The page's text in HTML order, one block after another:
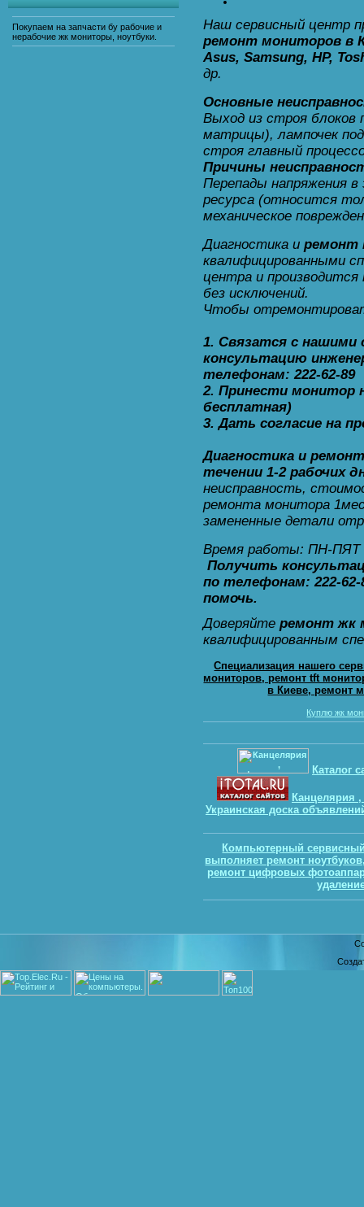
Покупаем на запчасти бу рабочие и
нерабочие жк мониторы, ноутбуки.
Наш сервисный центр
ремонт мониторов в
Asus, Samsung, HP,
др.
Основные
Выход из строя блоков
матрицы), лампочек
строя главный
Причины
Перепады напряжения в
ресурса (относится
механическое
Диагностика и ремонт
квалифицированными
центра и производится
без исключений.
Чтобы
1. Связатся с нашими
консультацию
телефонам: 222-62-89
2. Принести монитор
бесплатная)
3. Дать согласие на
Диагностика и
течении 1-2 рабочих
неисправность,
ремонта монитора
замененные детали
Время работы: ПН-ПЯТ
Получить
по телефонам: 222-
помочь.
Доверяйте ремонт жк
квалифицированным
Специализация нашего
мониторов, ремонт tft
в Киеве, ремонт
Куплю жк
Каталог
Канцелярия
Украинская доска
Компьютерный сервисный
выполняет ремонт
ремонт цифровых